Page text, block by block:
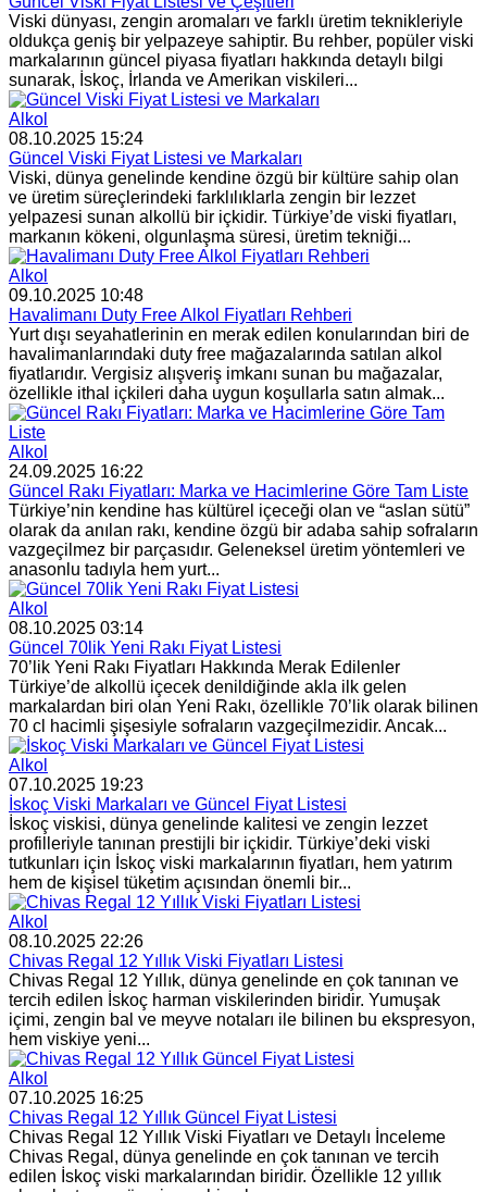
Viski dünyası, zengin aromaları ve farklı üretim teknikleriyle
oldukça geniş bir yelpazeye sahiptir. Bu rehber, popüler viski
markalarının güncel piyasa fiyatları hakkında detaylı bilgi
sunarak, İskoç, İrlanda ve Amerikan viskileri...
Alkol
08.10.2025 15:24
Güncel Viski Fiyat Listesi ve Markaları
Viski, dünya genelinde kendine özgü bir kültüre sahip olan
ve üretim süreçlerindeki farklılıklarla zengin bir lezzet
yelpazesi sunan alkollü bir içkidir. Türkiye’de viski fiyatları,
markanın kökeni, olgunlaşma süresi, üretim tekniği...
Alkol
09.10.2025 10:48
Havalimanı Duty Free Alkol Fiyatları Rehberi
Yurt dışı seyahatlerinin en merak edilen konularından biri de
havalimanlarındaki duty free mağazalarında satılan alkol
fiyatlarıdır. Vergisiz alışveriş imkanı sunan bu mağazalar,
özellikle ithal içkileri daha uygun koşullarla satın almak...
Alkol
24.09.2025 16:22
Güncel Rakı Fiyatları: Marka ve Hacimlerine Göre Tam Liste
Türkiye’nin kendine has kültürel içeceği olan ve “aslan sütü”
olarak da anılan rakı, kendine özgü bir adaba sahip sofraların
vazgeçilmez bir parçasıdır. Geleneksel üretim yöntemleri ve
anasonlu tadıyla hem yurt...
Alkol
08.10.2025 03:14
Güncel 70lik Yeni Rakı Fiyat Listesi
70’lik Yeni Rakı Fiyatları Hakkında Merak Edilenler
Türkiye’de alkollü içecek denildiğinde akla ilk gelen
markalardan biri olan Yeni Rakı, özellikle 70’lik olarak bilinen
70 cl hacimli şişesiyle sofraların vazgeçilmezidir. Ancak...
Alkol
07.10.2025 19:23
İskoç Viski Markaları ve Güncel Fiyat Listesi
İskoç viskisi, dünya genelinde kalitesi ve zengin lezzet
profilleriyle tanınan prestijli bir içkidir. Türkiye’deki viski
tutkunları için İskoç viski markalarının fiyatları, hem yatırım
hem de kişisel tüketim açısından önemli bir...
Alkol
08.10.2025 22:26
Chivas Regal 12 Yıllık Viski Fiyatları Listesi
Chivas Regal 12 Yıllık, dünya genelinde en çok tanınan ve
tercih edilen İskoç harman viskilerinden biridir. Yumuşak
içimi, zengin bal ve meyve notaları ile bilinen bu ekspresyon,
hem viskiye yeni...
Alkol
07.10.2025 16:25
Chivas Regal 12 Yıllık Güncel Fiyat Listesi
Chivas Regal 12 Yıllık Viski Fiyatları ve Detaylı İnceleme
Chivas Regal, dünya genelinde en çok tanınan ve tercih
edilen İskoç viski markalarından biridir. Özellikle 12 yıllık